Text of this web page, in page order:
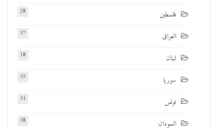
فلسطين 28
العراق 37
لبنان 18
سوريا 35
تونس 31
السودان 38